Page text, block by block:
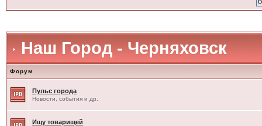
Наш Город - Черняховск
Форум
Пульс города
Новости, события и др.
Ищу товарищей